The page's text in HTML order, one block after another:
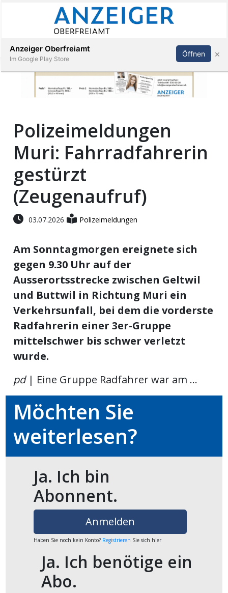
Veranstaltungen
Stellen
E-
Paper
App
Auw
Auw:
Abonnieren Anmelden
Polizeimeldungen
Muri: Fahrradfahrerin
gestürzt
(Zeugenaufruf)
03.07.2026 Polizeimeldungen
Am Sonntagmorgen ereignete sich
gegen 9.30 Uhr auf der
Ausserortsstrecke zwischen Geltwil
und Buttwil in Richtung Muri ein
Verkehrsunfall, bei dem die vorderste
Radfahrerin einer 3er-Gruppe
mittelschwer bis schwer verletzt
wurde.
pd| Eine Gruppe Radfahrer war am ...
Möchten Sie
weiterlesen?
Ja. Ich bin
Abonnent.
Anmelden
Haben Sie noch kein Konto? Registrieren Sie sich hier
Ja. Ich benötige ein
Abo.
Anzeiger Oberfreiamt
Im Google Play Store
Öffnen ×